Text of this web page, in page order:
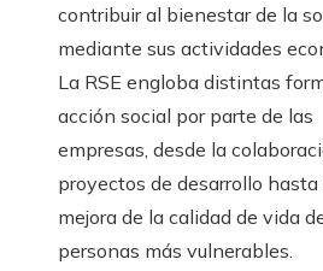
contribuir al bienestar de la
mediante sus actividades
La RSE engloba distintas
acción social por parte de las
empresas, desde la
proyectos de desarrollo hasta
mejora de la calidad de vida
personas más vulnerables.